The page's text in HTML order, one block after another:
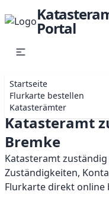
Portal
Startseite
Flurkarte bestellen
Katasterämter
Startseite Niedersachsen
Katasteramt
Bremke
Katasteramt
Zuständigkeiten,
Flurkarte direkt online